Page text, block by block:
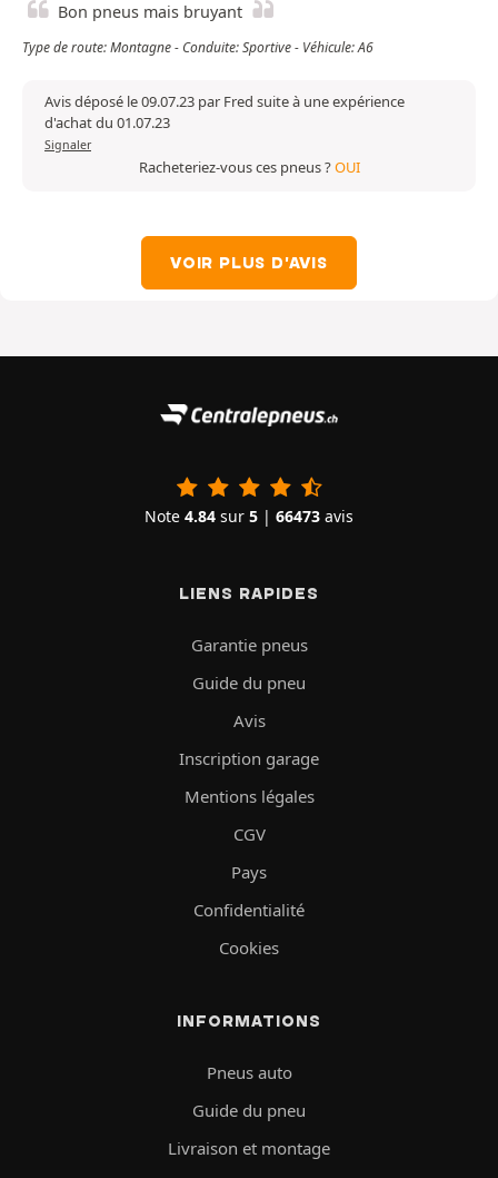
Bon pneus mais bruyant
Type de route: Montagne - Conduite: Sportive - Véhicule: A6
Avis déposé le 09.07.23 par Fred suite à une expérience
d'achat du 01.07.23
Signaler
Racheteriez-vous ces pneus ?OUI
VOIR PLUS D'AVIS
Note 4.84 sur 5 | 66473 avis
LIENS RAPIDES
Garantie pneus
Guide du pneu
Avis
Inscription garage
Mentions légales
CGV
Pays
Confidentialité
Cookies
INFORMATIONS
Pneus auto
Guide du pneu
Livraison et montage